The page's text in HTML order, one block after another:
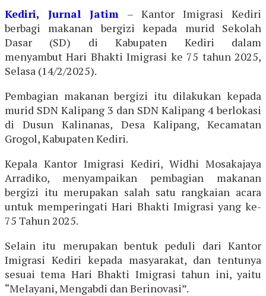
Kediri, Jurnal Jatim – Kantor Imigrasi Kediri
berbagi makanan bergizi kepada murid Sekolah
Dasar (SD) di Kabupaten Kediri dalam
menyambut Hari Bhakti Imigrasi ke 75 tahun 2025,
Selasa (14/2/2025).
Pembagian makanan bergizi itu dilakukan kepada
murid SDN Kalipang 3 dan SDN Kalipang 4 berlokasi
di Dusun Kalinanas, Desa Kalipang, Kecamatan
Grogol, Kabupaten Kediri.
Kepala Kantor Imigrasi Kediri, Widhi Mosakajaya
Arradiko, menyampaikan pembagian makanan
bergizi itu merupakan salah satu rangkaian acara
untuk memperingati Hari Bhakti Imigrasi yang ke-
75 Tahun 2025.
Selain itu merupakan bentuk peduli dari Kantor
Imigrasi Kediri kepada masyarakat, dan tentunya
sesuai tema Hari Bhakti Imigrasi tahun ini, yaitu
“Melayani, Mengabdi dan Berinovasi”.